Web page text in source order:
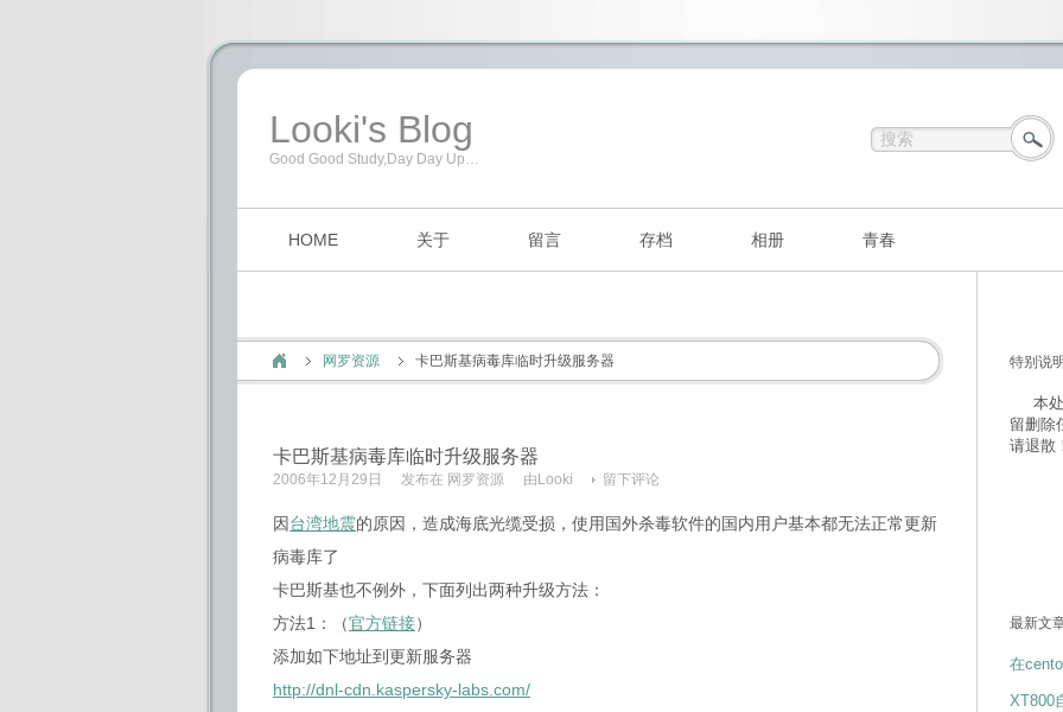
Looki's Blog
Good Good Study,Day Day Up…
HOME 关于 留言 存档 相册 青春
网罗资源 卡巴斯基病毒库临时升级服务器
卡巴斯基病毒库临时升级服务器
2006年12月29日 发布在 网罗资源 由 Looki 留下评论
因台湾地震的原因，造成海底光缆受损，使用国外杀毒软件的国内用户基本都无法正常更新
病毒库了
卡巴斯基也不例外，下面列出两种升级方法：
方法1：（官方链接）
添加如下地址到更新服务器
http://dnl-cdn.kaspersky-labs.com/
特别说
本处
留删除
请退散
最新文
在
XT800